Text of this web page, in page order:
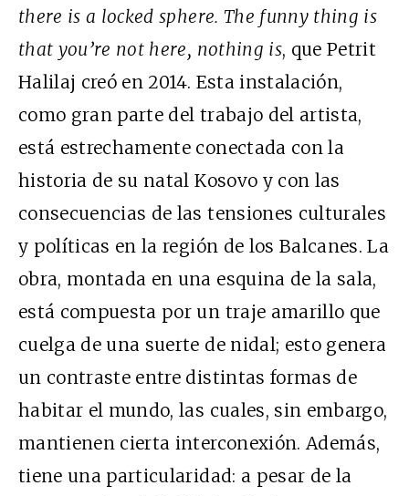
there is a locked sphere. The funny thing is
that you’re not here, nothing is, que Petrit
Halilaj creó en 2014. Esta instalación,
como gran parte del trabajo del artista,
está estrechamente conectada con la
historia de su natal Kosovo y con las
consecuencias de las tensiones culturales
y políticas en la región de los Balcanes. La
obra, montada en una esquina de la sala,
está compuesta por un traje amarillo que
cuelga de una suerte de nidal; esto genera
un contraste entre distintas formas de
habitar el mundo, las cuales, sin embargo,
mantienen cierta interconexión. Además,
tiene una particularidad: a pesar de la